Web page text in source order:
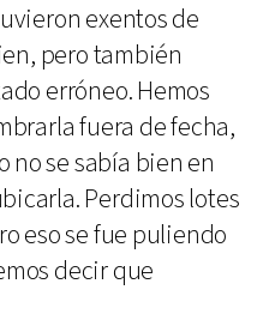
exentos de
pero también
erróneo. Hemos
fuera de fecha,
no se sabía bien en
Perdimos lotes
eso se fue puliendo
decir que